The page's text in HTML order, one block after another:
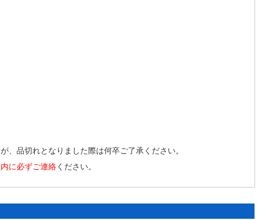
品切れとなりました際は何卒ご了承ください。
に必ずご連絡 ください。